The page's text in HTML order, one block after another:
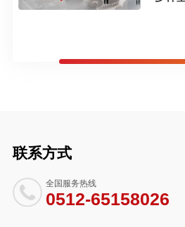
联系方式
全国服务热线
0512-65158026